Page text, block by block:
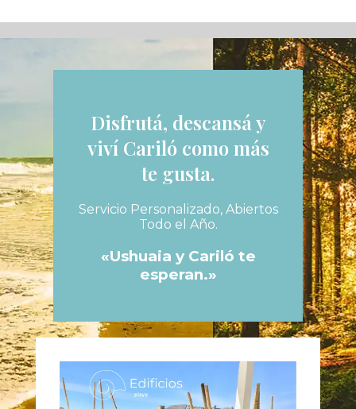
Disfrutá, descansá y
viví Cariló como más
te gusta.
Servicio Personalizado, Abiertos
Todo el Año.
«Ushuaia y Cariló te
esperan.»